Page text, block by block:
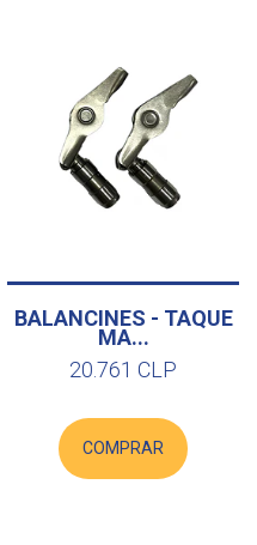
BALANCINES - TAQUE
MA...
20.761 CLP
COMPRAR